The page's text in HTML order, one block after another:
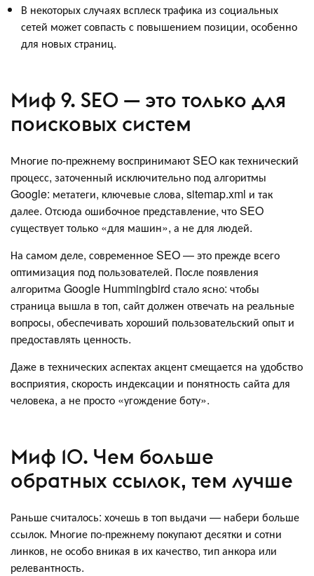
В некоторых случаях всплеск трафика из социальных
сетей может совпасть с повышением позиции, особенно
для новых страниц.
Миф 9. SEO — это только для
поисковых систем
Многие по-прежнему воспринимают SEO как технический
процесс, заточенный исключительно под алгоритмы
Google: метатеги, ключевые слова, sitemap.xml и так
далее. Отсюда ошибочное представление, что SEO
существует только «для машин», а не для людей.
На самом деле, современное SEO — это прежде всего
оптимизация под пользователей. После появления
алгоритма Google Hummingbird стало ясно: чтобы
страница вышла в топ, сайт должен отвечать на реальные
вопросы, обеспечивать хороший пользовательский опыт и
предоставлять ценность.
Даже в технических аспектах акцент смещается на удобство
восприятия, скорость индексации и понятность сайта для
человека, а не просто «угождение боту».
Миф 10. Чем больше
обратных ссылок, тем лучше
Раньше считалось: хочешь в топ выдачи — набери больше
ссылок. Многие по-прежнему покупают десятки и сотни
линков, не особо вникая в их качество, тип анкора или
релевантность.